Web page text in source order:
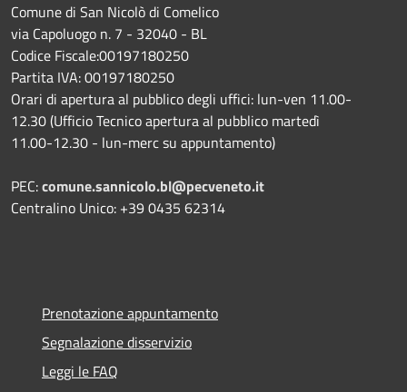
Comune di San Nicolò di Comelico
via Capoluogo n. 7 - 32040 - BL
Codice Fiscale:00197180250
Partita IVA: 00197180250
Orari di apertura al pubblico degli uffici: lun-ven 11.00-
12.30 (Ufficio Tecnico apertura al pubblico martedì
11.00-12.30 - lun-merc su appuntamento)
PEC:comune.sannicolo.bl@pecveneto.it
Centralino Unico: +39 0435 62314
Prenotazione appuntamento
Segnalazione disservizio
Leggi le FAQ